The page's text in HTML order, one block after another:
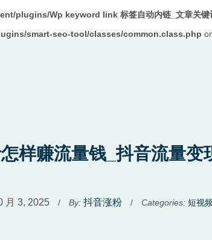
plugins/Wp keyword link 标签自动内链_文章关
smart-seo-tool/classes/common.class.php
样赚流量钱_抖音流量变
月 3, 2025 / By: 抖音涨粉 / Categories: Used
短视